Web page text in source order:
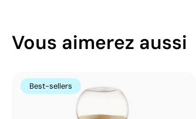
Vous aimerez aussi
Best-sellers